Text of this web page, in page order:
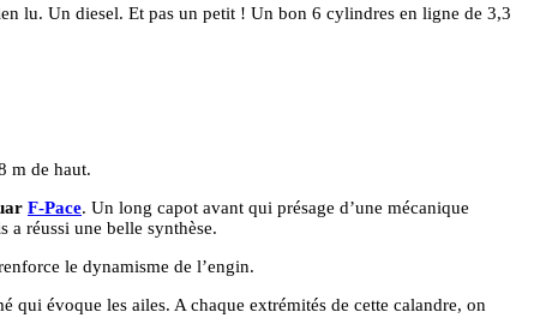
lu. Un diesel. Et pas un petit ! Un bon 6 cylindres en ligne de 3,3
m de haut.
F-Pace. Un long capot avant qui présage d’une mécanique
réussi une belle synthèse.
le dynamisme de l’engin.
qui évoque les ailes. A chaque extrémités de cette calandre, on